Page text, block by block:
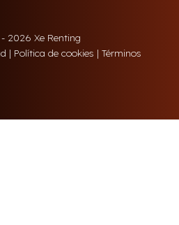
2026 Xe Renting
| Política de cookies | Términos